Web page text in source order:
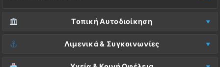
Τοπική Αυτοδιοίκηση
Δήμος Μονεμβασίας (Έδρα):
Λιμενικά & Συγκοινωνίες
Λιμεναρχείο Μονεμβασίας: